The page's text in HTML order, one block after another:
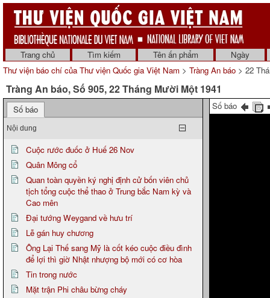
Trang chủ Tìm kiếm Tên ấn phẩm
Ngày
Thư viện báo chí của Thư viện Quốc gia Việt Nam > Tràng An báo > 22
Tràng An báo, Số 905, 22 Tháng Mười Một 1941
Số báo
Nội dung
Cuộc rước đuốc ở Huế 26 Nov
Quân Mông cổ
Quan toàn quyền ký nghị định cử bốn viên chủ
tịch tổng cuộc thể thao ở Trung bắc Nam kỳ và
Cao mên
Đại tướng Weygand về hưu trí
Lễ gán huy chương
Ông Lại Thế sang Mỹ là cốt kéo cuộc điều đình
để lợi thì giờ Nhật nhượng bộ mới có cơ hòa
Tin trong nước
Mặt trận Phi châu bừng cháy
Số báo